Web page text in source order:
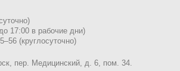
17:00 в рабочие дни)
(круглосуточно)
пер. Медицинский, д. 6, пом. 34.